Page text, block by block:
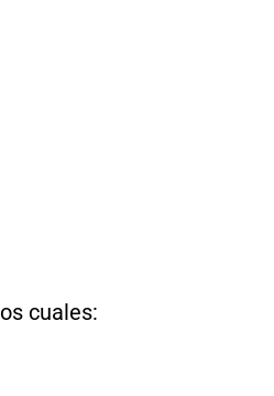
cuales: